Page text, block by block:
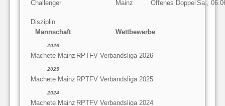
Challenger Mainz Offenes Doppel Sa.,
Disziplin
Mannschaft
Wettbewerbe
2026
Machete Mainz RPTFV Verbandsliga 2026
2025
Machete Mainz RPTFV Verbandsliga 2025
2024
Machete Mainz RPTFV Verbandsliga 2024